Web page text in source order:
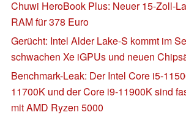
Chuwi HeroBook Plus: Neuer 15-Zoll-
RAM für 378 Euro
Gerücht: Intel Alder Lake-S kommt im
schwachen Xe iGPUs und neuen
Benchmark-Leak: Der Intel Core i5-
11700K und der Core i9-11900K sind
mit AMD Ryzen 5000